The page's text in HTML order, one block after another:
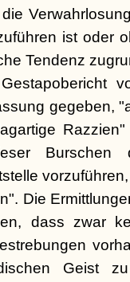
ist oder
Tendenz
gegeben,
Burschen
Die
dass zwar
Geist